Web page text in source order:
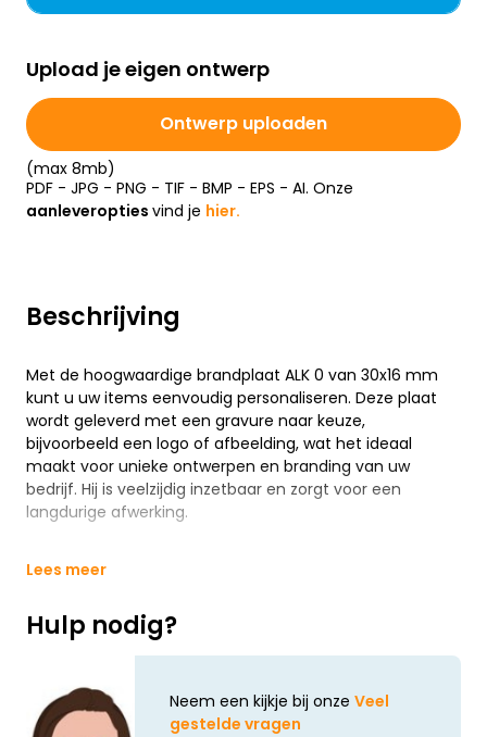
Beschrijving
Met de hoogwaardige brandplaat ALK 0 van 30x16 mm
kunt u uw items eenvoudig personaliseren. Deze plaat
wordt geleverd met een gravure naar keuze,
bijvoorbeeld een logo of afbeelding, wat het ideaal
maakt voor unieke ontwerpen en branding van uw
bedrijf. Hij is veelzijdig inzetbaar en zorgt voor een
langdurige afwerking.
Lees meer
Hulp nodig?
Neem een kijkje bij onze Veel
gestelde vragen
Upload je eigen ontwerp
Ontwerp uploaden
(max 8mb)
PDF - JPG - PNG - TIF - BMP - EPS - AI. Onze
aanleveropties vind je hier.